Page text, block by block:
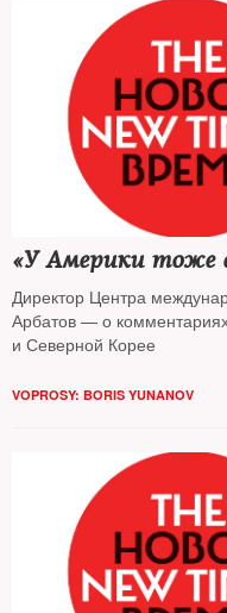
«У Америки тоже
Директор Центра
Арбатов — о
и Северной Корее
VOPROSY: BORIS YUNANOV